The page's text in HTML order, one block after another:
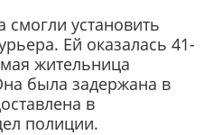
смогли установить
Ей оказалась 41-
жительница
была задержана в
в
полиции.